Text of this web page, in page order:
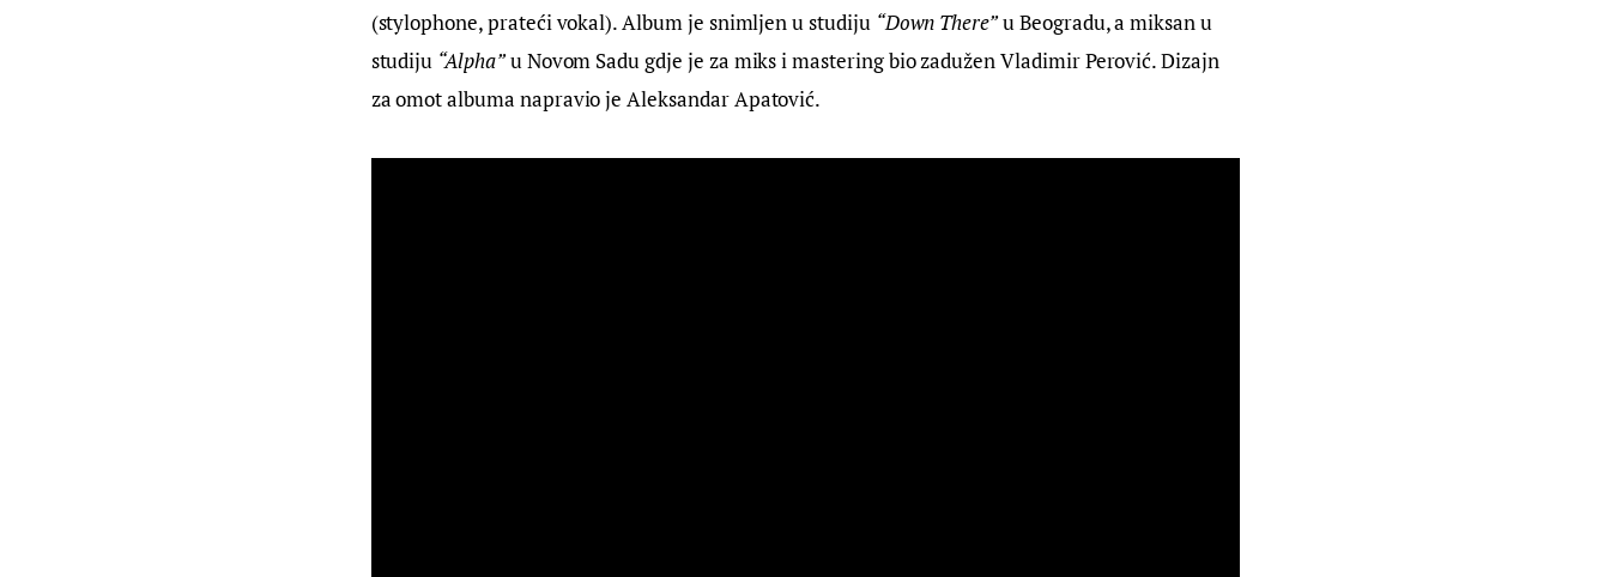
(stylophone, prateći vokal). Album je snimljen u studiju “Down There” u Beogradu, a miksan u
studiju “Alpha” u Novom Sadu gdje je za miks i mastering bio zadužen Vladimir Perović. Dizajn
za omot albuma napravio je Aleksandar Apatović.